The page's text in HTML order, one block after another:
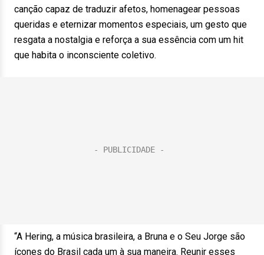
canção capaz de traduzir afetos, homenagear pessoas
queridas e eternizar momentos especiais, um gesto que
resgata a nostalgia e reforça a sua essência com um hit
que habita o inconsciente coletivo.
“A Hering, a música brasileira, a Bruna e o Seu Jorge são
ícones do Brasil cada um à sua maneira. Reunir esses